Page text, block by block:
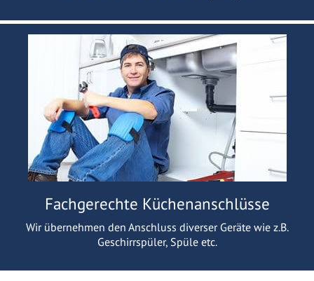
Fachgerechte Küchenanschlüsse
Wir übernehmen den Anschluss diverser Geräte wie z.B.
Geschirrspüler, Spüle etc.